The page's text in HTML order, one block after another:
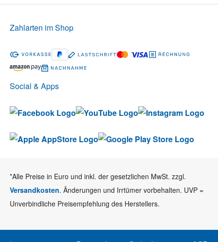
Social & Apps
Zahlarten im Shop
*Alle Preise in Euro und inkl. der gesetzlichen MwSt. zzgl.
Versandkosten. Änderungen und Irrtümer vorbehalten. UVP =
Unverbindliche Preisempfehlung des Herstellers.